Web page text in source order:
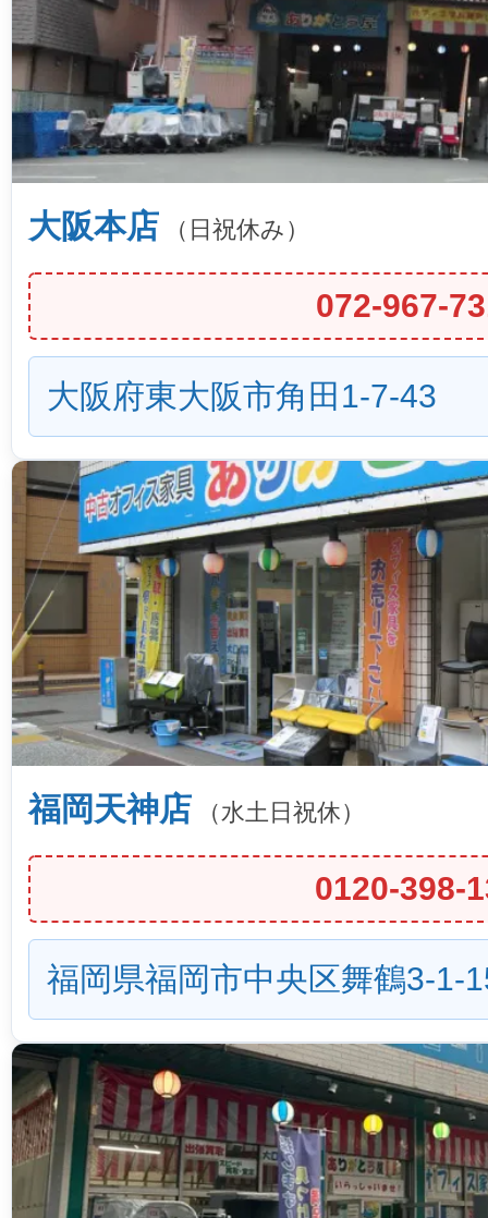
大阪本店 （日祝休み）
072-967-
大阪府東大阪市角田1-7-43
福岡天神店 （水土日祝休）
0120-398-
福岡県福岡市中央区舞鶴3-1-